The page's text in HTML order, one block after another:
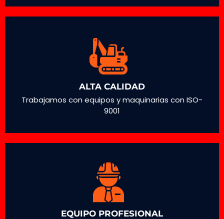
ALTA CALIDAD
Trabajamos con equipos y maquinarias con ISO-
9001
EQUIPO PROFESIONAL